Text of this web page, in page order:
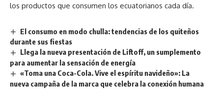
los productos que consumen los ecuatorianos cada día.
El consumo en modo chulla: tendencias de los quiteños
durante sus fiestas
Llega la nueva presentación de Liftoff, un sumplemento
para aumentar la sensación de energía
«Toma una Coca-Cola. Vive el espíritu navideño»: La
nueva campaña de la marca que celebra la conexión humana